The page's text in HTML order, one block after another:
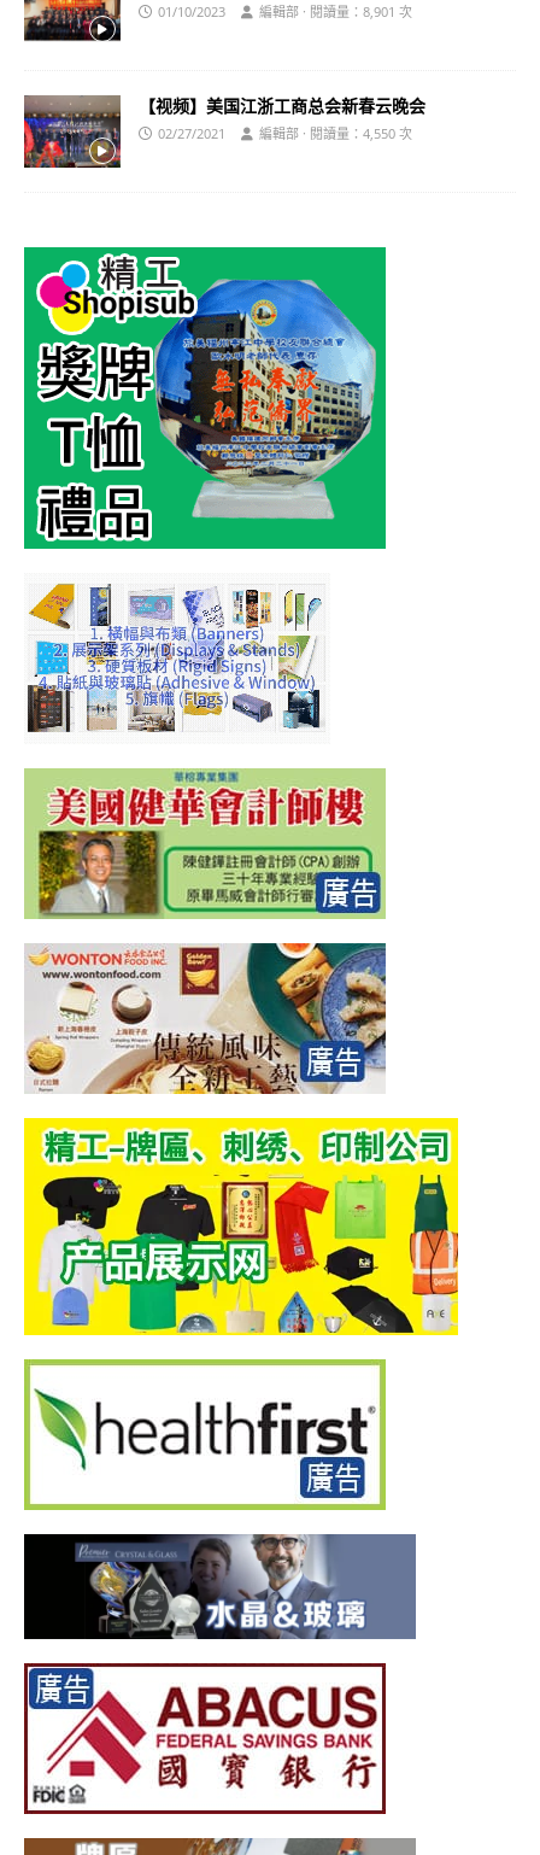
01/10/2023 編輯部 · 閱讀量：8,901 次
【视频】美国江浙工商总会新春云晚会
02/27/2021 編輯部 · 閱讀量：4,550 次